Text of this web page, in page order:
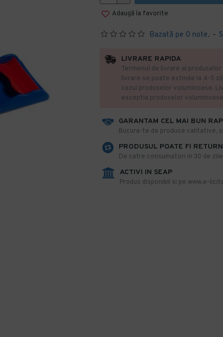
Bazată pe 0 note. -
Adaugă la favorite
GARANTAM CEL MAI BUN
​Bucura-te de produse calitative,
PRODUSUL POATE FI
De catre consumatori in 30 de
ACTIVI IN SEAP
Produs disponibil si pe www.e-
LIVRARE RAPIDA
Termenul de livrare al
livrare se poate extinde la 4-5
cazul produselor voluminoase.
exceptia produselor